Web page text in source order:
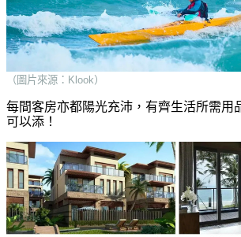
（圖片來源：Klook）
每間客房亦都陽光充沛，有齊生活所需用
可以添！